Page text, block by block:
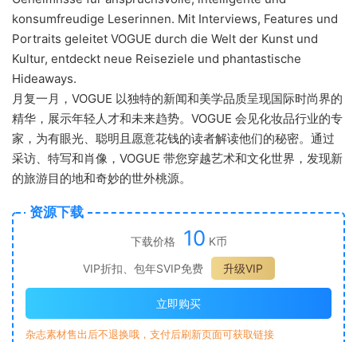
konsumfreudige Leserinnen. Mit Interviews, Features und
Portraits geleitet VOGUE durch die Welt der Kunst und
Kultur, entdeckt neue Reiseziele und phantastische
Hideaways.
月复一月，VOGUE 以独特的新闻和美学品质呈现国际时尚界的
精华，展示年轻人才和未来趋势。VOGUE 会见化妆品行业的专
家，为有眼光、聪明且愿意花钱的读者解读他们的秘密。通过
采访、特写和肖像，VOGUE 带您穿越艺术​​和文化世界，发现新
的旅游目的地和奇妙的世外桃源。
资源下载
下载价格 10 K币
VIP折扣、包年SVIP免费
升级VIP
立即购买
杂志素材售出后不退换哦，支付后刷新页面可获取链接